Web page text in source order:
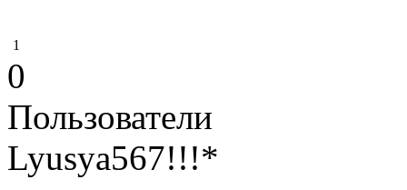
1
0
Пользователи
Lyusya567!!!*